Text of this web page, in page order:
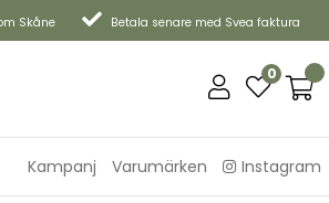
Skåne Betala senare med Svea faktura
0
Kampanj Varumärken Instagram